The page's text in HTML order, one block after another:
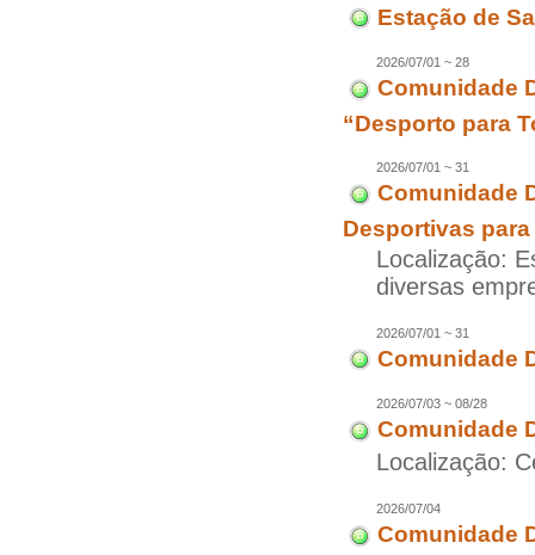
Estação de
2026/07/01 ~ 28
Comunidade
“Desporto para
2026/07/01 ~ 31
Comunidade
Desportivas
Localização:
diversas
2026/07/01 ~ 31
Comunidade
2026/07/03 ~ 08/28
Comunidade
Localização:
2026/07/04
Comunidade